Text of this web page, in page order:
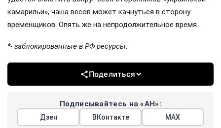
камарильи», чаша весов может качнуться в сторону
временщиков. Опять же на непродолжительное время.
*- заблокированные в РФ ресурсы.
Поделиться
Подписывайтесь на «АН»:
Дзен ВКонтакте МАХ